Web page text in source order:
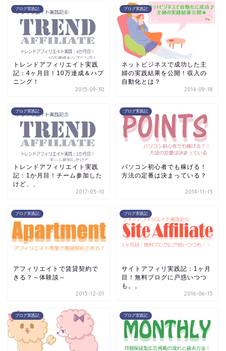
ブログ実践記
トレンドアフィリエイト実践
記：4ヶ月目！10万達成＆ハプ
ニング！
2015-09-30
ブログ実践記
ネットビジネスで成功した主
婦の実践結果を公開！収入の
自動化とは？
2014-09-18
ブログ実践記
トレンドアフィリエイト実践
記：1か月目！チーム参加した
けど、、
2017-03-10
ブログ実践記
パソコン初心者でも稼げる！
方法の定番は決まっている？
2014-11-13
ブログ実践記
アフィリエイトで賃貸契約で
きる？～体験談～
2015-12-01
ブログ実践記
サイトアフィリ実践記：1ヶ月
目！無料ブログに戸惑いつつ
も。。
2016-06-15
ブログ実践記 ブログ実践記